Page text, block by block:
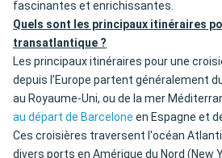
fascinantes et enrichissantes.
Quels sont les principaux itinéraires
transatlantique ?
Les principaux itinéraires pour une
depuis l’Europe partent généralement
au Royaume-Uni, ou de la mer
au départ de Barcelone en Espagne et
Ces croisières traversent l'océan
divers ports en Amérique du Nord (New